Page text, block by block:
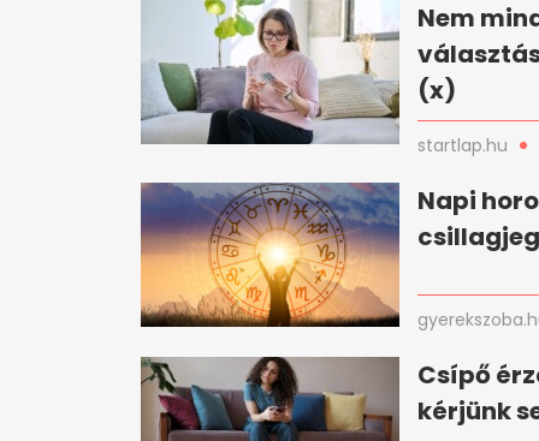
Nem
(x)
startlap.hu
Napi
Csípő
kérjünk